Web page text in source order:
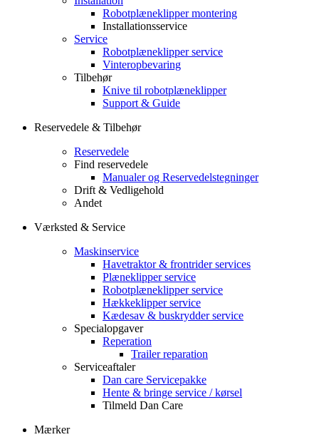
Robotplæneklipper montering
Installationsservice
Service
Robotplæneklipper service
Vinteropbevaring
Tilbehør
Knive til robotplæneklipper
Support & Guide
Reservedele & Tilbehør
Reservedele
Find reservedele
Manualer og Reservedelstegninger
Drift & Vedligehold
Andet
Værksted & Service
Maskinservice
Havetraktor & frontrider services
Plæneklipper service
Robotplæneklipper service
Hækkeklipper service
Kædesav & buskrydder service
Specialopgaver
Reperation
Trailer reparation
Serviceaftaler
Dan care Servicepakke
Hente & bringe service / kørsel
Tilmeld Dan Care
Mærker